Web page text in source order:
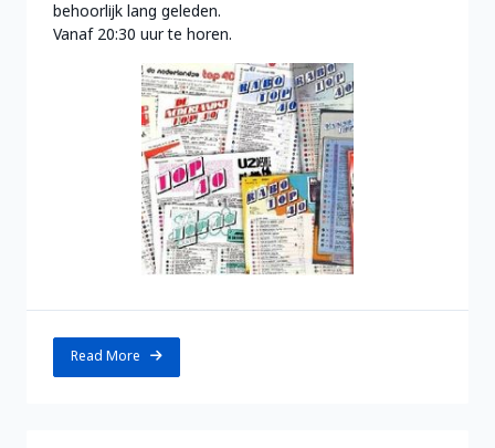
behoorlijk lang geleden.
Vanaf 20:30 uur te horen.
Read More